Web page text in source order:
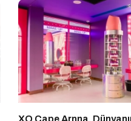
XO Cape Arnna,